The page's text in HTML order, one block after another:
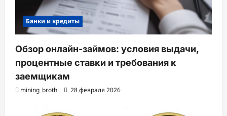
Банки и кредиты
Обзор онлайн-займов: условия выдачи,
процентные ставки и требования к
заемщикам
mining_broth 28 февраля 2026